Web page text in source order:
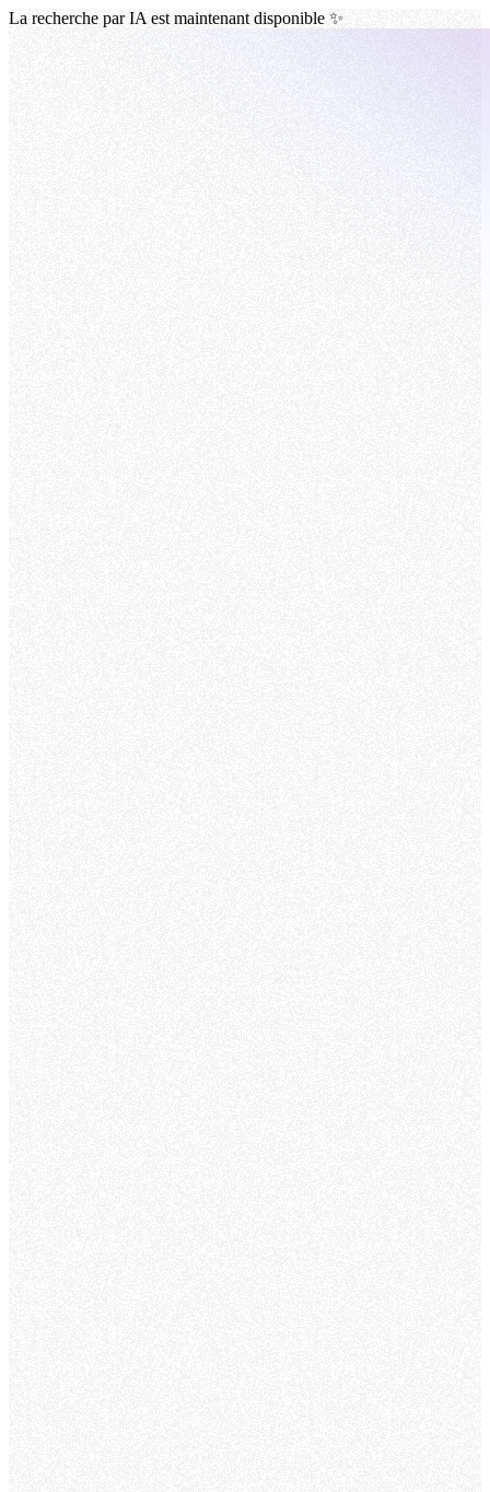
La recherche par IA est maintenant disponible ✨